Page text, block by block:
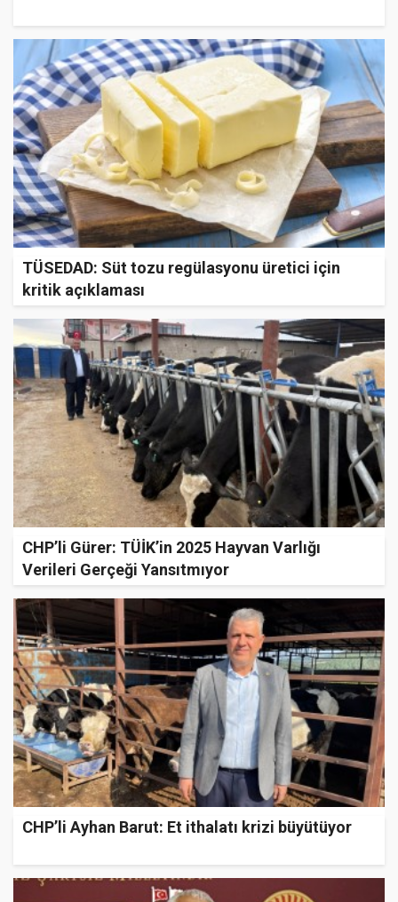
TÜSEDAD: Süt tozu regülasyonu üretici için
kritik açıklaması
CHP’li Gürer: TÜİK’in 2025 Hayvan Varlığı
Verileri Gerçeği Yansıtmıyor
CHP’li Ayhan Barut: Et ithalatı krizi büyütüyor